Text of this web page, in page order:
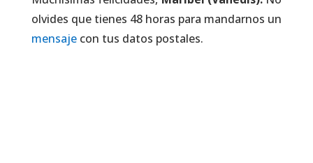
olvides que tienes 48 horas para mandarnos un
mensajecon tus datos postales.